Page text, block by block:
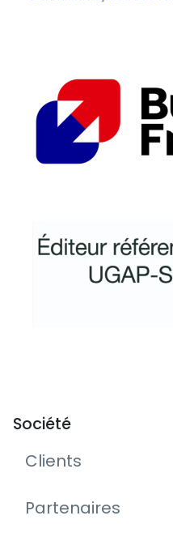
Société
Clients
Partenaires